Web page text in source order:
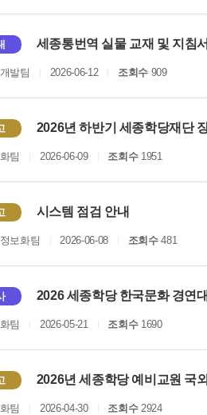
세종통번역 실물 교재 및 지침
발팀 2026-06-12 조회수 909
2026년 하반기 세종학당재단
팀 2026-06-09 조회수1951
시스템 점검 안내
보화팀 2026-06-08 조회수481
2026 세종학당 한국문화 경연
팀 2026-05-21 조회수1690
2026년 세종학당 예비교원 국
팀 2026-04-30 조회수2924